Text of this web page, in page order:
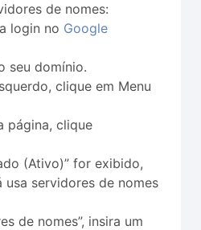
de nomes:
login no Google
seu domínio.
clique em Menu
página, clique
(Ativo)” for exibido,
servidores de nomes
de nomes”, insira um